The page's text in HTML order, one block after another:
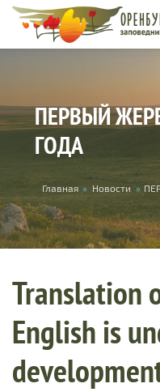
Skip to main content
ПЕРВЫЙ
ГОДА
You are here
Главная » Новости »
Translation
English is